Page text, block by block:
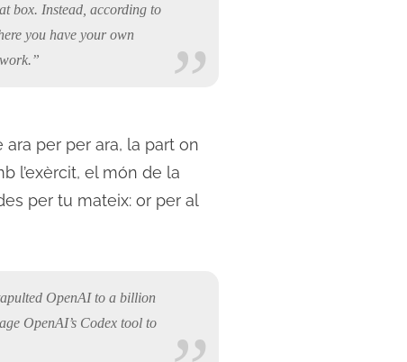
box. Instead, according to
you have your own
per per ara, la part on
l’exèrcit, el món de la
per tu mateix: or per al
OpenAI to a billion
OpenAI’s Codex tool to